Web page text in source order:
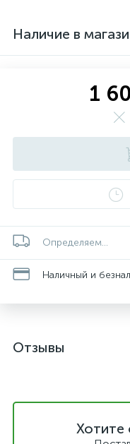
Наличие в
1
Определяем...
Наличный и
Отзывы
Хотите